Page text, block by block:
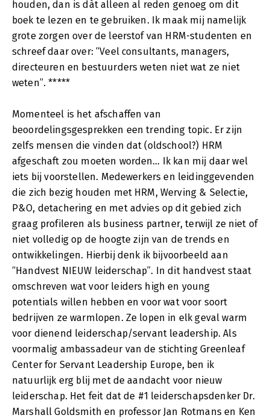
houden, dan is dàt alleen al reden genoeg om dit
boek te lezen en te gebruiken. Ik maak mij namelijk
grote zorgen over de leerstof van HRM-studenten en
schreef daar over: “Veel consultants, managers,
directeuren en bestuurders weten niet wat ze niet
weten”. *****
Momenteel is het afschaffen van
beoordelingsgesprekken een trending topic. Er zijn
zelfs mensen die vinden dat (oldschool?) HRM
afgeschaft zou moeten worden… Ik kan mij daar wel
iets bij voorstellen. Medewerkers en leidinggevenden
die zich bezig houden met HRM, Werving & Selectie,
P&O, detachering en met advies op dit gebied zich
graag profileren als business partner, terwijl ze niet of
niet volledig op de hoogte zijn van de trends en
ontwikkelingen. Hierbij denk ik bijvoorbeeld aan
“Handvest NIEUW leiderschap”. In dit handvest staat
omschreven wat voor leiders high en young
potentials willen hebben en voor wat voor soort
bedrijven ze warmlopen. Ze lopen in elk geval warm
voor dienend leiderschap/servant leadership. Als
voormalig ambassadeur van de stichting Greenleaf
Center for Servant Leadership Europe, ben ik
natuurlijk erg blij met de aandacht voor nieuw
leiderschap. Het feit dat de #1 leiderschapsdenker Dr.
Marshall Goldsmith en professor Jan Rotmans en Ken